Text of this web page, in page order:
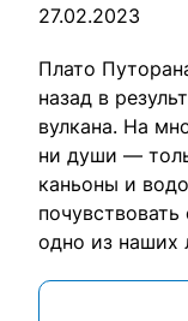
Журнал
Пишем о России,
перестала быть
влюбленными в
27.02.2023
Плато
назад в
вулкана. На
ни души —
каньоны и
одно из наших